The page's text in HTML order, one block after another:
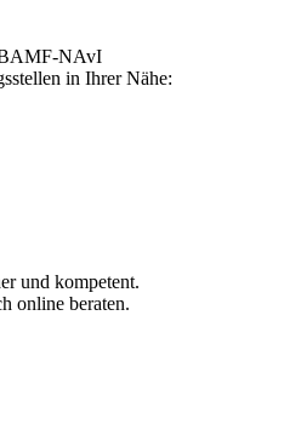
NAvI
in Ihrer Nähe:
und kompetent.
online beraten.